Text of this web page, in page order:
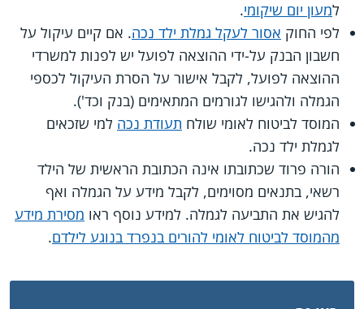
למעון יום שיקומי.
לפי החוק אסור לעקל גמלת ילד נכה. אם קיים עיקול על
חשבון הבנק על-ידי ההוצאה לפועל יש לפנות למשרדי
ההוצאה לפועל, לקבל אישור על הסרת העיקול לכספי
הגמלה ולהגישו לגורמים המתאימים (בנק וכד').
המוסד לביטוח לאומי שולח תעודת נכה למי שזכאים
לגמלת ילד נכה.
הורה פרוד שכתובתו אינה הכתובת הראשית של הילד
רשאי, בתנאים מסוימים, לקבל מידע על הגמלה ואף
להגיש את התביעה לגמלה. למידע נוסף ראו מסירת מידע
מהמוסד לביטוח לאומי להורים בנפרד בנוגע לילדם.